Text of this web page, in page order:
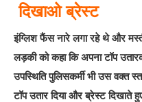
दिखाओ ब्रेस्ट
इंग्लिश फैंस नारे लगा रहे थे और
लड़की को कहा कि अपना टॉप
उपस्थिति पुलिसकर्मी भी उस वक्त
टॉप उतार दिया और ब्रेस्ट